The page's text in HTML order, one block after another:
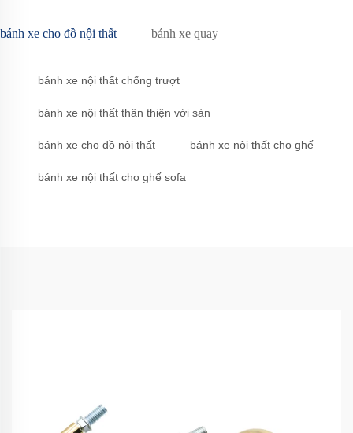
bánh xe cho đồ nội thất bánh xe quay
bánh xe nội thất chống trượt
bánh xe nội thất thân thiện với sàn
bánh xe cho đồ nội thất bánh xe nội thất cho ghế
bánh xe nội thất cho ghế sofa